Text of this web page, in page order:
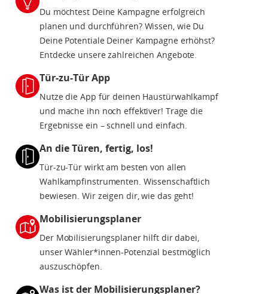
Du möchtest Deine Kampagne erfolgreich
planen und durchführen? Wissen, wie Du
Deine Potentiale Deiner Kampagne erhöhst?
Entdecke unsere zahlreichen Angebote.
Tür-zu-Tür App
Nutze die App für deinen Haustürwahlkampf
und mache ihn noch effektiver! Trage die
Ergebnisse ein – schnell und einfach.
An die Türen, fertig, los!
Tür-zu-Tür wirkt am besten von allen
Wahlkampfinstrumenten. Wissenschaftlich
bewiesen. Wir zeigen dir, wie das geht!
Mobilisierungsplaner
Der Mobilisierungsplaner hilft dir dabei,
unser Wähler*innen-Potenzial bestmöglich
auszuschöpfen.
Was ist der Mobilisierungsplaner?